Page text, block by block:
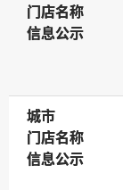
门店名称
门店名称
信息公示
信息公示
城市
城市
门店名称
门店名称
信息公示
信息公示